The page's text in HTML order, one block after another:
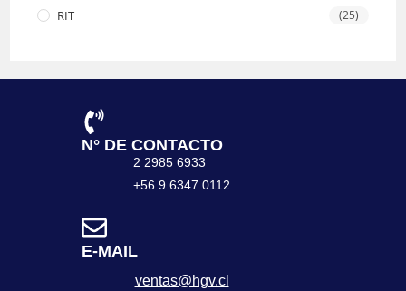
RIT (25)
N° DE CONTACTO
2 2985 6933
+56 9 6347 0112
E-MAIL
ventas@hgv.cl